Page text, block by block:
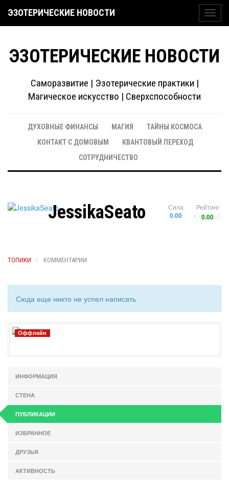
ЭЗОТЕРИЧЕСКИЕ НОВОСТИ
ЭЗОТЕРИЧЕСКИЕ НОВОСТИ
Саморазвитие | Эзотерические практики |
Магическое искусство | Сверхспособности
ДУХОВНЫЕ ФИНАНСЫ МАГИЯ
ТАЙНЫ КОСМОСА
КОНТАКТ С ДОМОВЫМ
КВАНТОВЫЙ ПЕРЕХОД
СОТРУДНИЧЕСТВО
Рейтинг
0.00
Сила
0.00
JessikaSeato
ТОПИКИ КОММЕНТАРИИ
Сюда еще никто не успел написать
Оффлайн
ИНФОРМАЦИЯ
СТЕНА
ПУБЛИКАЦИИ
ИЗБРАННОЕ
ДРУЗЬЯ
АКТИВНОСТЬ